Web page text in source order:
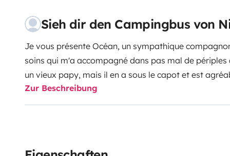
Sieh dir den Campingbus von
Je vous présente Océan, un sympathique
soins qui m'a accompagné dans pas mal de
un vieux papy, mais il en a sous le capot et est
fait main.La vie à bord est rustique mais confortable,
banquettes face à face pour un maximum de
Zur Beschreibung